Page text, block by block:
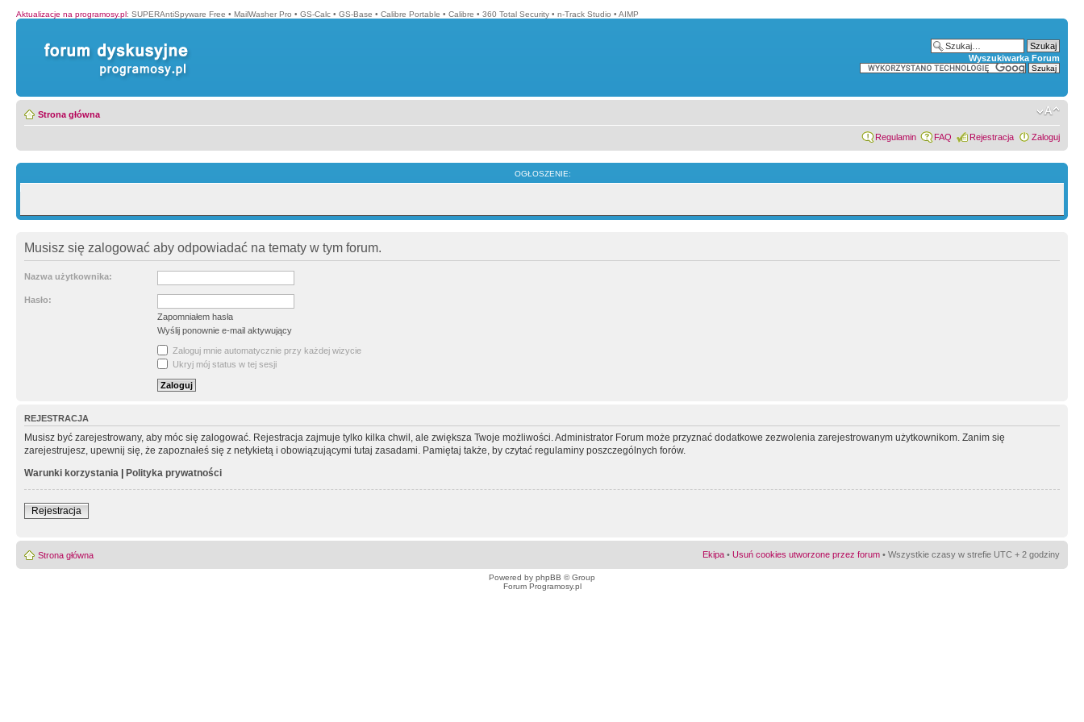
Aktualizacje na programosy.pl: SUPERAntiSpyware Free • MailWasher Pro • GS-Calc • GS-Base • Calibre Portable • Calibre • 360 Total Security • n-Track Studio • AIMP
Wyszukiwarka Forum
Strona główna
Regulamin FAQ Rejestracja Zaloguj
OGŁOSZENIE:
Musisz się zalogować aby odpowiadać na tematy w tym forum.
Nazwa użytkownika:
Hasło:
Zapomniałem hasła
Wyślij ponownie e-mail aktywujący
Zaloguj mnie automatycznie przy każdej wizycie
Ukryj mój status w tej sesji
REJESTRACJA
Musisz być zarejestrowany, aby móc się zalogować. Rejestracja zajmuje tylko kilka chwil, ale zwiększa Twoje możliwości. Administrator Forum może przyznać dodatkowe zezwolenia zarejestrowanym użytkownikom. Zanim się
zarejestrujesz, upewnij się, że zapoznałeś się z netykietą i obowiązującymi tutaj zasadami. Pamiętaj także, by czytać regulaminy poszczególnych forów.
Warunki korzystania | Polityka prywatności
Rejestracja
Strona główna Ekipa • Usuń cookies utworzone przez forum • Wszystkie czasy w strefie UTC + 2 godziny
Powered by phpBB © Group
Forum Programosy.pl